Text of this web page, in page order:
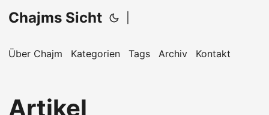
Chajms Sicht
Über Chajm Kategorien Tags Archiv Kontakt
Artikel